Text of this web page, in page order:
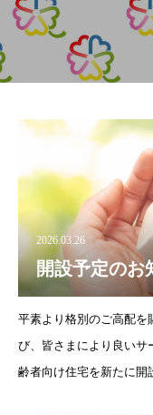
2026.03.26
開設予定のお
平素より格別のご高配を
び、皆さまにより良いサ
齢者向け住宅を新たに開